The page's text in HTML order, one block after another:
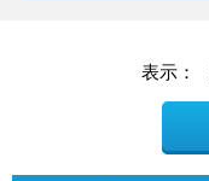
表示：